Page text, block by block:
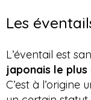
Les
L’éventail est
japonais le
C’est à